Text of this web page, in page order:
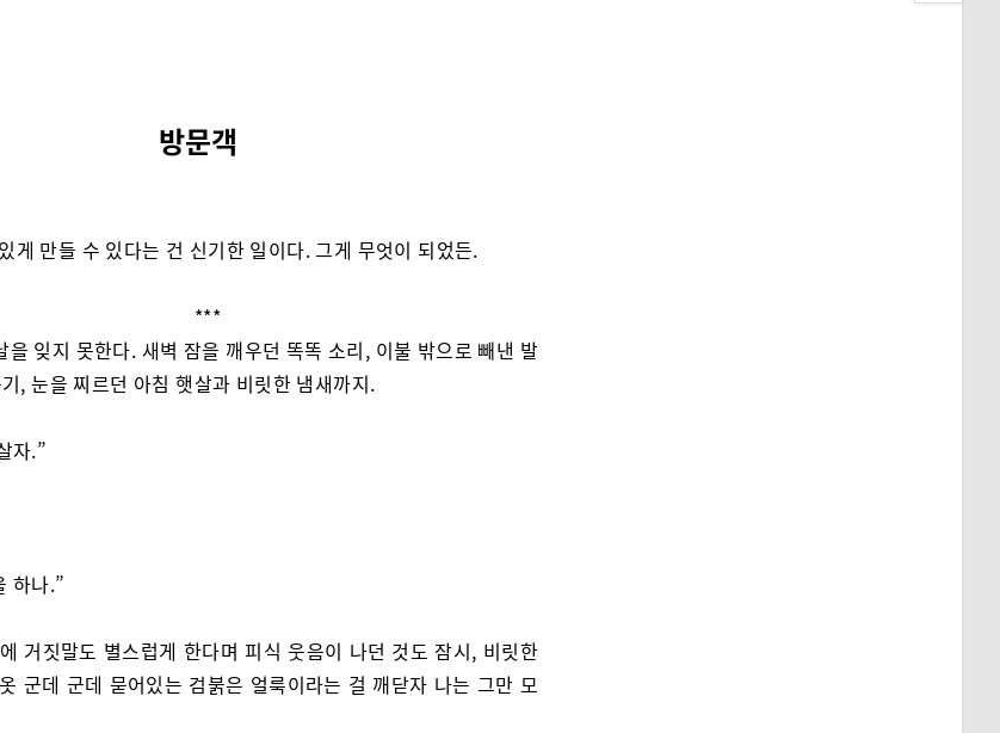
방문객
게 만들 수 있다는 건 신기한 일이다. 그게 무엇이 되었든.
***
을 잊지 못한다. 새벽 잠을 깨우던 똑똑 소리, 이불 밖으로 빼낸 발
, 눈을 찌르던 아침 햇살과 비릿한 냄새까지.
자.”
하나.”
거짓말도 별스럽게 한다며 피식 웃음이 나던 것도 잠시, 비릿한
군데 군데 묻어있는 검붉은 얼룩이라는 걸 깨닫자 나는 그만 모